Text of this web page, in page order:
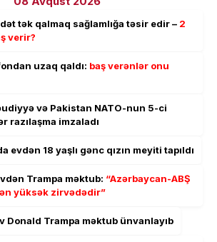
tək qalmaq sağlamlığa təsir edir – 2
verir?
uzaq qaldı: baş verənlər onu
və Pakistan NATO-nun 5-ci
razılaşma imzaladı
evdən 18 yaşlı gənc qızın meyiti tapıldı
Trampa məktub: “Azərbaycan-ABŞ
yüksək zirvədədir”
Donald Trampa məktub ünvanlayıb